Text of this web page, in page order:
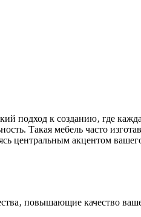
подход к созданию‚ где
Такая мебель часто
центральным акцентом
повышающие качество